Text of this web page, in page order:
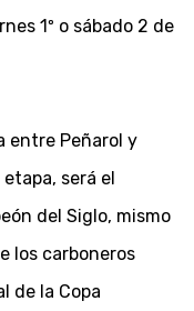
1º o sábado 2 de
entre Peñarol y
será el
del Siglo, mismo
los carboneros
de la Copa